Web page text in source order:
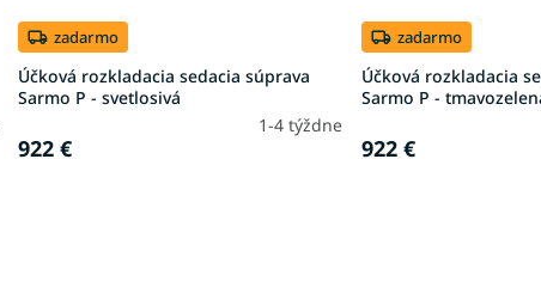
zadarmo
Účková rozkladacia sedacia súprava
Sarmo P - svetlosivá
1-4 týždne
922 €
zadarmo
Účková rozkladacia
Sarmo P -
922 €